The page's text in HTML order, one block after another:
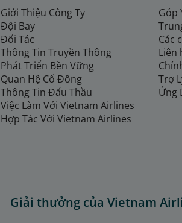
Giới Thiệu Công Ty
Đội Bay
Đối Tác
Thông Tin Truyền Thông
Phát Triển Bền Vững
Quan Hệ Cổ Đông
Thông Tin Đấu Thầu
Việc Làm Với Vietnam Airlines
Hợp Tác Với Vietnam Airlines
Góp
Các
Liên
Trợ
Ứng
Giải thưởng của Vietnam